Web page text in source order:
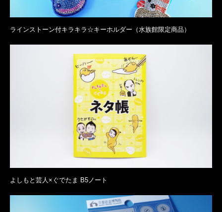
ラインストーン付キラキラ☆キーホルダー（水族館限定商品）
よしもと芸人×ぐでたま B5ノート